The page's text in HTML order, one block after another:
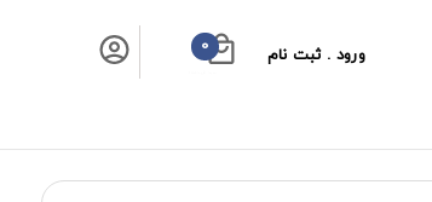
ورود . ثبت نام 0